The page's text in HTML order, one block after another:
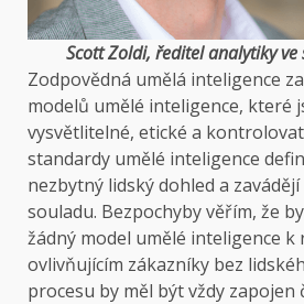
Scott Zoldi, ředitel analytiky ve
Zodpovědná umělá inteligence
modelů umělé inteligence, které
vysvětlitelné, etické a
standardy umělé inteligence
nezbytný lidský dohled a
souladu. Bezpochyby věřím, že
žádný model umělé inteligence
ovlivňujícím zákazníky bez
procesu by měl být vždy zapojen